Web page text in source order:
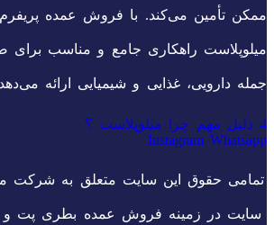
ممکن تأمین می‌کند. با فروش عمده
میلوپلاست راهکاری جامع و مناسب برای
جمله دارویی، غذایی و شیمیایی ارائه
4 دلیل مهم چرا میلوپلاست ؟
Instagram Whatsapp
تمامی حقوق این سایت متعلق به شرکت
سایت در زمینه فروش عمده بطری پت و